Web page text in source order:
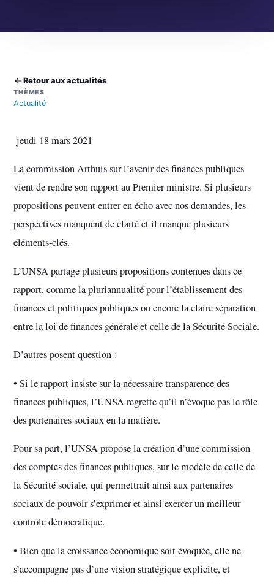
Retour aux actualités
THÈMES
Actualité
jeudi 18 mars 2021
La commission Arthuis sur l’avenir des finances publiques
vient de rendre son rapport au Premier ministre. Si plusieurs
propositions peuvent entrer en écho avec nos demandes, les
perspectives manquent de clarté et il manque plusieurs
éléments-clés.
L’UNSA partage plusieurs propositions contenues dans ce
rapport, comme la pluriannualité pour l’établissement des
finances et politiques publiques ou encore la claire séparation
entre la loi de finances générale et celle de la Sécurité Sociale.
D’autres posent question :
• Si le rapport insiste sur la nécessaire transparence des
finances publiques, l’UNSA regrette qu’il n’évoque pas le rôle
des partenaires sociaux en la matière.
Pour sa part, l’UNSA propose la création d’une commission
des comptes des finances publiques, sur le modèle de celle de
la Sécurité sociale, qui permettrait ainsi aux partenaires
sociaux de pouvoir s’exprimer et ainsi exercer un meilleur
contrôle démocratique.
• Bien que la croissance économique soit évoquée, elle ne
s’accompagne pas d’une vision stratégique explicite, et